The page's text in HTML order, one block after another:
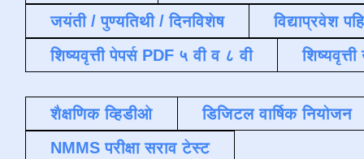
जयंती / पुण्यतिथी / दिनविशेष
विद्याप्रवेश
शिष्यवृत्ती पेपर्स PDF ५ वी व ८ वी
शैक्षणिक व्हिडीओ
डिजिटल वार्षिक नियोजन
NMMS परीक्षा सराव टेस्ट